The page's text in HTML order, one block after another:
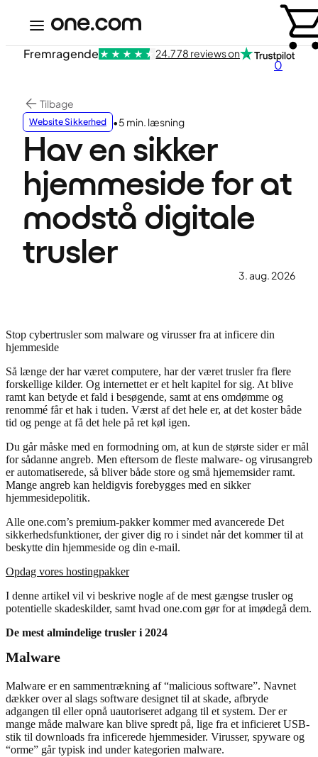
0
Fremragende 24.778 reviews on
Tilbage
Website Sikkerhed •5 min. læsning
Hav en sikker
hjemmeside for at
modstå digitale
trusler
3. aug. 2026
Stop cybertrusler som malware og virusser fra at inficere din
hjemmeside
Så længe der har været computere, har der været trusler fra flere
forskellige kilder. Og internettet er et helt kapitel for sig. At blive
ramt kan betyde et fald i besøgende, samt at ens omdømme og
renommé får et hak i tuden. Værst af det hele er, at det koster både
tid og penge at få det hele på ret køl igen.
Du går måske med en formodning om, at kun de største sider er mål
for sådanne angreb. Men eftersom de fleste malware- og virusangreb
er automatiserede, så bliver både store og små hjememsider ramt.
Mange angreb kan heldigvis forebygges med en sikker
hjemmesidepolitik.
Alle one.com’s premium-pakker kommer med avancerede Det
sikkerhedsfunktioner, der giver dig ro i sindet når det kommer til at
beskytte din hjemmeside og din e-mail.
Opdag vores hostingpakker
I denne artikel vil vi beskrive nogle af de mest gængse trusler og
potentielle skadeskilder, samt hvad one.com gør for at imødegå dem.
De mest almindelige trusler i 2024
Malware
Malware er en sammentrækning af “malicious software”. Navnet
dækker over al slags software designet til at skade, afbryde
adgangen til eller opnå uautoriseret adgang til et system. Der er
mange måde malware kan blive spredt på, lige fra et inficieret USB-
stik til downloads fra inficerede hjemmesider. Virusser, spyware og
“orme” går typisk ind under kategorien malware.